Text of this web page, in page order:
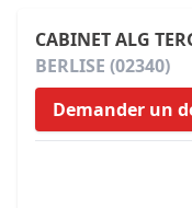
CABINET ALG
BERLISE (02340)
Demander un